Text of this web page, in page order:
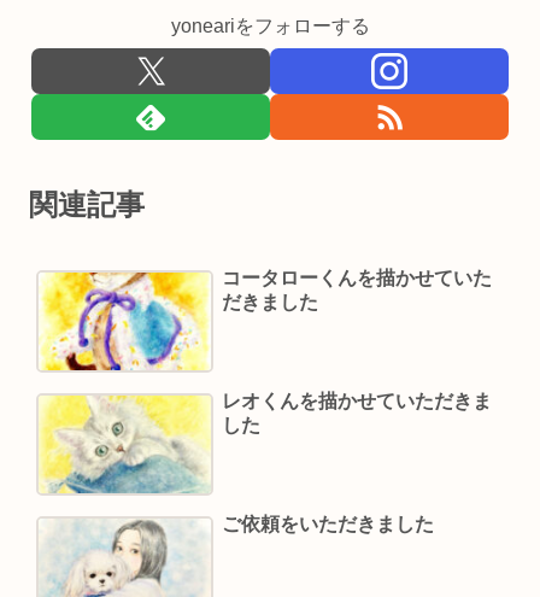
yoneariをフォローする
関連記事
コータローくんを描かせていた
だきました
レオくんを描かせていただきま
した
ご依頼をいただきました